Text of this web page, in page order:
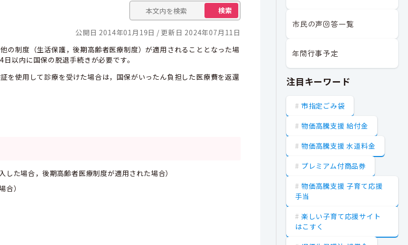
検索
公開日 2014年01月19日
更新日 2024年07月11日
の制度（生活保護，後期高齢者医療制度）が適用されることとなった場
以内に国保の脱退手続きが必要です。
を使用して診療を受けた場合は，国保がいったん負担した医療費を返還
た場合，後期高齢者医療制度が適用された場合）
合）
市民の声回答一覧
年間行事予定
注目キーワード
市指定ごみ袋
物価高騰支援 給付金
物価高騰支援 水道料金
プレミアム付商品券
物価高騰支援 子育て応援
手当
楽しい子育て応援サイト
はこすく